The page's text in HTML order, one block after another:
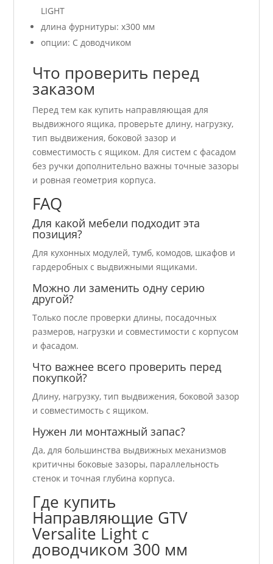
LIGHT
длина фурнитуры: x300 мм
опции: С доводчиком
Что проверить перед
заказом
Перед тем как купить направляющая для
выдвижного ящика, проверьте длину, нагрузку,
тип выдвижения, боковой зазор и
совместимость с ящиком. Для систем с фасадом
без ручки дополнительно важны точные зазоры
и ровная геометрия корпуса.
FAQ
Для какой мебели подходит эта
позиция?
Для кухонных модулей, тумб, комодов, шкафов и
гардеробных с выдвижными ящиками.
Можно ли заменить одну серию
другой?
Только после проверки длины, посадочных
размеров, нагрузки и совместимости с корпусом
и фасадом.
Что важнее всего проверить перед
покупкой?
Длину, нагрузку, тип выдвижения, боковой зазор
и совместимость с ящиком.
Нужен ли монтажный запас?
Да, для большинства выдвижных механизмов
критичны боковые зазоры, параллельность
стенок и точная глубина корпуса.
Где купить
Направляющие GTV
Versalite Light с
доводчиком 300 мм